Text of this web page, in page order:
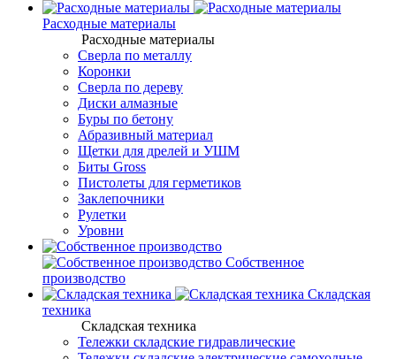
Расходные материалы
Расходные материалы
Сверла по металлу
Коронки
Сверла по дереву
Диски алмазные
Буры по бетону
Абразивный материал
Щетки для дрелей и УШМ
Биты Gross
Пистолеты для герметиков
Заклепочники
Рулетки
Уровни
Собственное
производство
Складская
техника
Складская техника
Тележки складские гидравлические